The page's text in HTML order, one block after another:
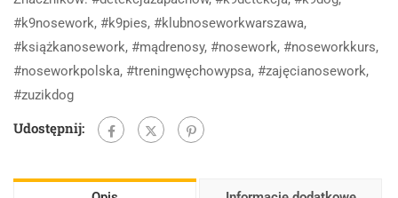
#k9nosework, #k9pies, #klubnoseworkwarszawa,
#książkanosework, #mądrenosy, #nosework, #noseworkkurs,
#noseworkpolska, #treningwęchowypsa, #zajęcianosework,
#zuzikdog
Udostępnij: